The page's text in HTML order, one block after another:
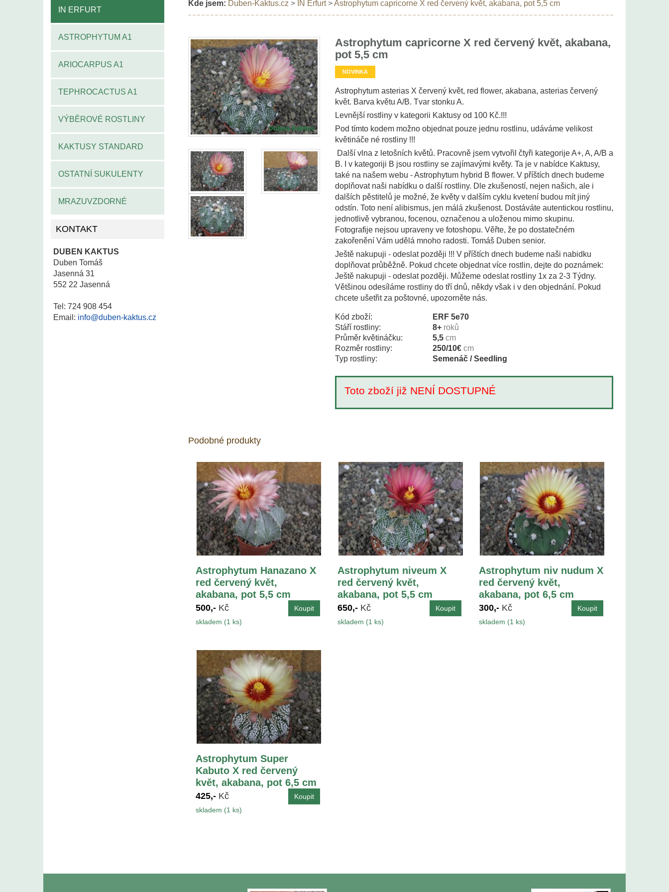
IN ERFURT
ASTROPHYTUM A1
ARIOCARPUS A1
TEPHROCACTUS A1
VÝBĚROVÉ ROSTLINY
KAKTUSY STANDARD
OSTATNÍ SUKULENTY
MRAZUVZDORNÉ
KONTAKT
DUBEN KAKTUS
Duben Tomáš
Jasenná 31
552 22 Jasenná
Tel: 724 908 454
Email: info@duben-kaktus.cz
Kde jsem: Duben-Kaktus.cz > IN Erfurt>Astrophytum capricorne X red červený květ, akabana, pot 5,5 cm
Astrophytum capricorne X red červený květ, akabana,
pot 5,5 cm
NOVINKA
Astrophytum asterias X červený květ, red flower, akabana, asterias červený
květ. Barva květu A/B. Tvar stonku A.
Levnější rostliny v kategorii Kaktusy od 100 Kč.!!!
Pod tímto kodem možno objednat pouze jednu rostlinu, udáváme velikost
květináče né rostliny !!!
Další vlna z letošních květů. Pracovně jsem vytvořil čtyři kategorije A+, A, A/B a
B. I v kategoriji B jsou rostliny se zajímavými květy. Ta je v nabídce Kaktusy,
také na našem webu - Astrophytum hybrid B flower. V příštích dnech budeme
doplňovat naši nabídku o další rostliny. Dle zkušeností, nejen našich, ale i
dalších pěstitelů je možné, že květy v dalším cyklu kvetení budou mít jiný
odstín. Toto není alibismus, jen málá zkušenost. Dostáváte autentickou rostlinu,
jednotlivě vybranou, focenou, označenou a uloženou mimo skupinu.
Fotografije nejsou upraveny ve fotoshopu. Věřte, že po dostatečném
zakořenění Vám udělá mnoho radosti. Tomáš Duben senior.
Ještě nakupuji - odeslat později !!! V příštích dnech budeme naši nabidku
doplňovat průběžně. Pokud chcete objednat více rostlin, dejte do poznámek:
Ještě nakupuji - odeslat později. Můžeme odeslat rostliny 1x za 2-3 Týdny.
Většinou odesíláme rostliny do tří dnů, někdy však i v den objednání. Pokud
chcete ušetřit za poštovné, upozorněte nás.
Kód zboží:
ERF 5e70
Stáří rostliny:
8+ roků
Průměr květináčku:
5,5 cm
Rozměr rostliny:
250/10€ cm
Typ rostliny:
Semenáč / Seedling
Toto zboží již NENÍ DOSTUPNÉ
Podobné produkty
Astrophytum Hanazano X
red červený květ,
akabana, pot 5,5 cm
500,- Kč
skladem (1 ks)
Astrophytum niveum X
red červený květ,
akabana, pot 5,5 cm
650,- Kč
skladem (1 ks)
Astrophytum niv nudum X
red červený květ,
akabana, pot 6,5 cm
300,- Kč
skladem (1 ks)
Astrophytum Super
Kabuto X red červený
květ, akabana, pot 6,5 cm
425,- Kč
skladem (1 ks)